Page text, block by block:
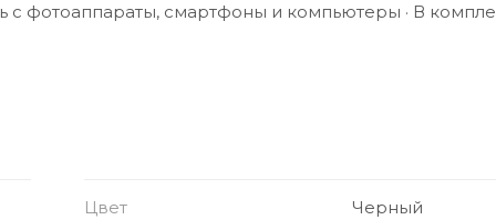
с фотоаппараты, смартфоны и компьютеры · В
Цвет Черный